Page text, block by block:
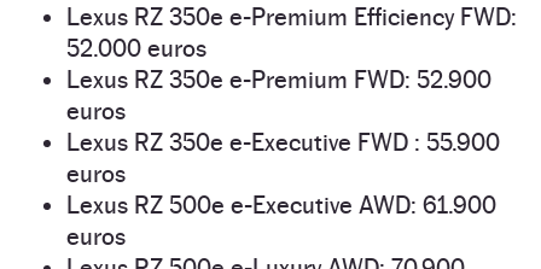
Lexus RZ 350e e-Premium Efficiency FWD:
52.000 euros
Lexus RZ 350e e-Premium FWD: 52.900
euros
Lexus RZ 350e e-Executive FWD : 55.900
euros
Lexus RZ 500e e-Executive AWD: 61.900
euros